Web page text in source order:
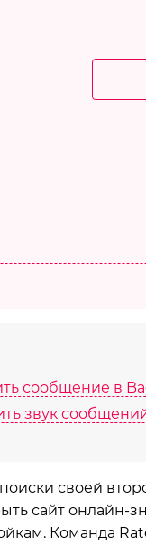
сообщение в
звук
своей
сайт онлайн-
Команда